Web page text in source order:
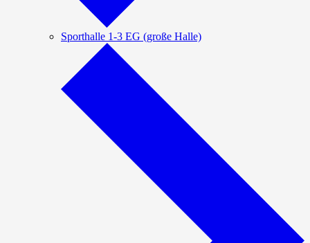
Sporthalle 1-3 EG (große Halle)